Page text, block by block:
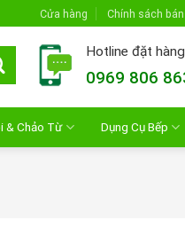
Cửa hàng Chính sách
Hotline đặt hàng
0969 806
& Chảo Từ Dụng Cụ Bếp